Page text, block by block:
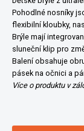
Pohodlné nosníky
flexibilní kloubky,
Brýle mají
sluneční klip pro
Balení obsahuje
pásek na očnici a
Více o produktu v